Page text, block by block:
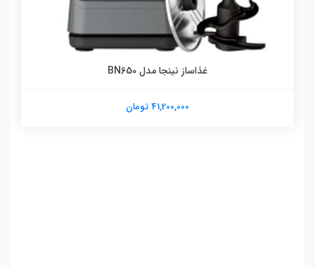
غذاساز نینجا مدل BN650
41,200,000 تومان